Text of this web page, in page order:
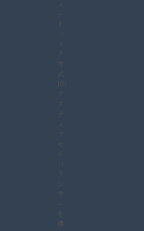
ィ
ー
ド
バ
ッ
ク
方
式
10A
ア
ク
テ
ィ
ブ
セ
ル
バ
ラ
ン
サ
ー
を
導